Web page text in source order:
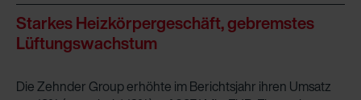
Starkes Heizkörpergeschäft, gebremstes
Lüftungswachstum
Die Zehnder Group erhöhte im Berichtsjahr ihren Umsatz